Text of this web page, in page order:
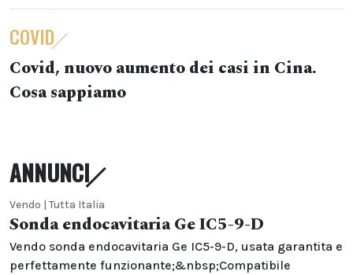
COVID
Covid, nuovo aumento dei casi in Cina.
Cosa sappiamo
ANNUNCI
Vendo | Tutta Italia
Sonda endocavitaria Ge IC5-9-D
Vendo sonda endocavitaria Ge IC5-9-D, usata garantita e
perfettamente funzionante;&nbsp;Compatibile